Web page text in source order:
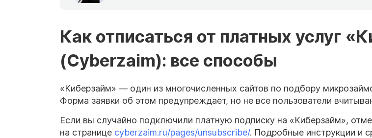
Как отписаться от платных услуг
(Cyberzaim): все способы
«Киберзайм» — один из многочисленных сайтов по подбору
Форма заявки об этом предупреждает, но не все пользователи
Если вы случайно подключили платную подписку на «Киберзайм»,
на странице cyberzaim.ru/pages/unsubscribe/. Подробные инструкции и